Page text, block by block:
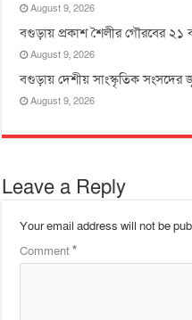
August 9, 2026
বগুড়ায় প্রকাশ শৈলীর গৌরবের ২১
August 9, 2026
বগুড়ায় দেশীয় সাংস্কৃতিক
August 9, 2026
Leave a Reply
Your email address will not be
Comment*